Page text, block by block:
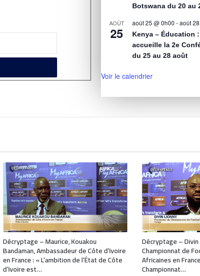
Botswana du 20 au
AOÛT
25
août 25 @ 0h00 -août
Kenya – Éducation
accueille la 2e
du 25 au 28 août
Voir le calendrier
Décryptage – Maurice, Kouakou
Bandaman, Ambassadeur de Côte d’Ivoire
en France : « L’ambition de l’État de Côte
d’Ivoire est…
Décryptage –
Championnat de
Africaines en
Championnat…